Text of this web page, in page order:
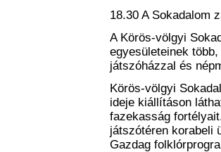
18.30 A Sokadalom
A Körös-völgyi
egyesületeinek
játszóházzal és
Körös-völgyi
ideje kiállításon
fazekasság
játszótéren korabeli
Gazdag